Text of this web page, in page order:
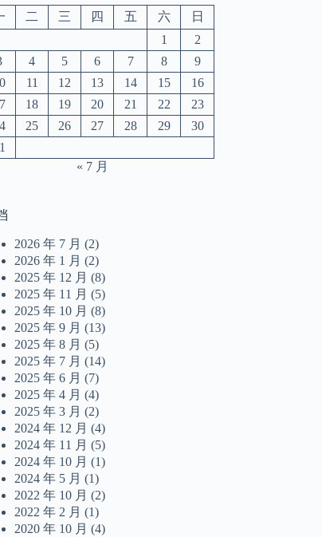
二 三 四 五 六
日
1
2
4 5 6 7 8
9
11 12 13 14 15
16
18 19 20 21 22
23
25 26 27 28 29
30
« 7 月
2026 年 7 月 (2)
2026 年 1 月 (2)
2025 年 12 月 (8)
2025 年 11 月 (5)
2025 年 10 月 (8)
2025 年 9 月 (13)
2025 年 8 月 (5)
2025 年 7 月 (14)
2025 年 6 月 (7)
2025 年 4 月 (4)
2025 年 3 月 (2)
2024 年 12 月 (4)
2024 年 11 月 (5)
2024 年 10 月 (1)
2024 年 5 月 (1)
2022 年 10 月 (2)
2022 年 2 月 (1)
2020 年 10 月 (4)